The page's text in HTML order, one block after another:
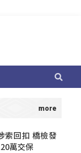
索回扣 橋檢發
萬交保